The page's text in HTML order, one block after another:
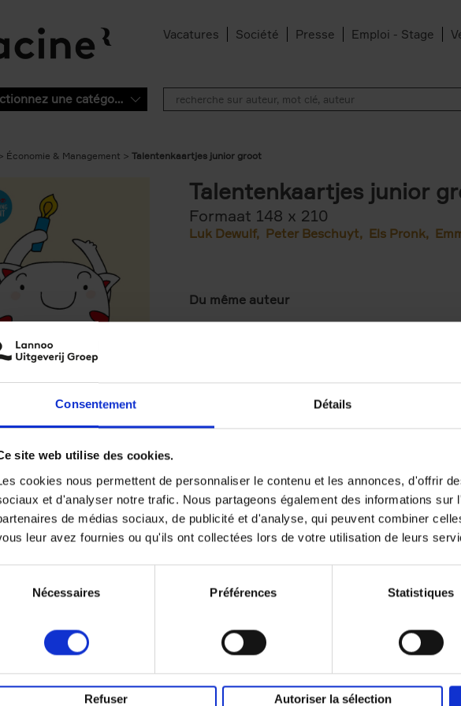
Consentement Détails
site web utilise des cookies.
cookies nous permettent de personnaliser le contenu et les annonces, d'offrir
et d'analyser notre trafic. Nous partageons également des informations sur
de médias sociaux, de publicité et d'analyse, qui peuvent combiner
leur avez fournies ou qu'ils ont collectées lors de votre utilisation de leurs
Nécessaires Préférences Statistiques
Refuser Autoriser la sélection
Vacatures Société Presse Emploi - Stage
Sélectionnez une catégorie
Économie & Management Talentenkaartjes junior groot
details
Couverture souple
pages:
215x155
Talentenkaartjes junior
Formaat 148 x 210
Luk Dewulf Peter Beschuyt Els Pronk
Du même auteur
Go With Your
Talent - new
edition
(EN)
Luk Dewulf
€34,99
Go with Your
Talent
(EN)
Luk Dewulf
Peter Beschuyt
Els Pronk
Go
talent
Luk
€31,99